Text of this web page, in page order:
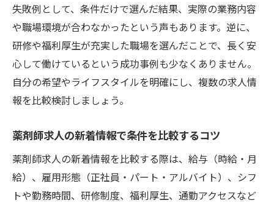
失敗例として、条件だけで選んだ結果、実際の業務内容
や職場環境が合わなかったという声もあります。逆に、
研修や福利厚生が充実した職場を選んだことで、長く安
心して働けているという成功事例も少なくありません。
自分の希望やライフスタイルを明確にし、複数の求人情
報を比較検討しましょう。
薬剤師求人の新着情報で条件を比較するコツ
薬剤師求人の新着情報を比較する際は、給与（時給・月
給）、雇用形態（正社員・パート・アルバイト）、シフ
トや勤務時間、研修制度、福利厚生、通勤アクセスなど